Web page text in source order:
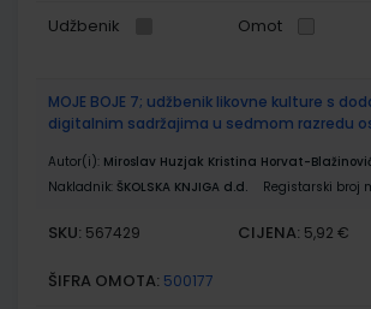
Udžbenik Omot
MOJE BOJE 7; udžbenik likovne kulture s
digitalnim sadržajima u sedmom razredu
Autor(i): Miroslav Huzjak Kristina Horvat-
Nakladnik: ŠKOLSKA KNJIGA d.d. Registarski broj
SKU: 567429 CIJENA: 5,92 €
ŠIFRA OMOTA: 500177